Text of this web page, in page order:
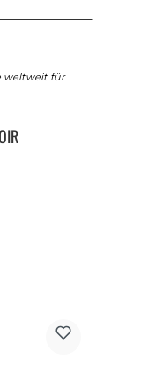
weltweit für